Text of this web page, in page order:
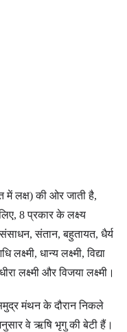
में लक्ष) की ओर जाती है,
8 प्रकार के लक्ष्य
संतान, बहुतायत, धैर्य
धान्य लक्ष्मी, विद्या
लक्ष्मी और विजया लक्ष्मी।
मंथन के दौरान निकले
वे ऋषि भृगु की बेटी हैं।